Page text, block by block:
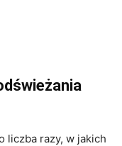
liczba razy, w jakich